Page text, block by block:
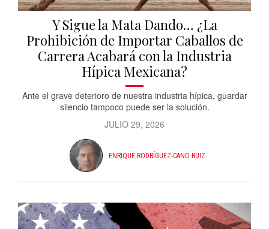
Y Sigue la Mata Dando… ¿La
Prohibición de Importar Caballos de
Carrera Acabará con la Industria
Hípica Mexicana?
Ante el grave deterioro de nuestra industria hípica, guardar
silencio tampoco puede ser la solución.
JULIO 29, 2026
ENRIQUE RODRÍGUEZ-CANO RUIZ